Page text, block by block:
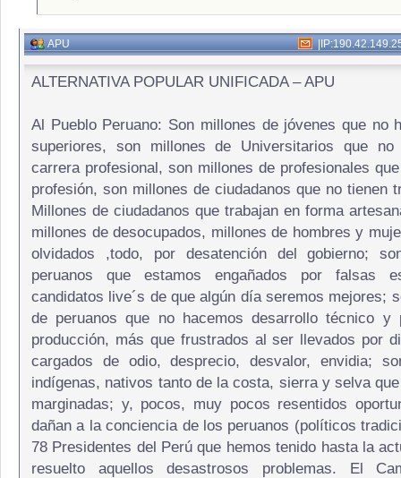
APU |
ALTERNATIVA POPULAR UNIFICADA – APU
Al Pueblo Peruano: Son millones de jóvenes que no
superiores, son millones de Universitarios que no
carrera profesional, son millones de profesionales
profesión, son millones de ciudadanos que no tienen
Millones de ciudadanos que trabajan en forma
millones de desocupados, millones de hombres y
olvidados ,todo, por desatención del gobierno;
peruanos que estamos engañados por falsas
candidatos live´s de que algún día seremos mejores;
de peruanos que no hacemos desarrollo técnico y
producción, más que frustrados al ser llevados por
cargados de odio, desprecio, desvalor, envidia;
indígenas, nativos tanto de la costa, sierra y selva
marginadas; y, pocos, muy pocos resentidos
dañan a la conciencia de los peruanos (políticos
78 Presidentes del Perú que hemos tenido hasta la
resuelto aquellos desastrosos problemas. El